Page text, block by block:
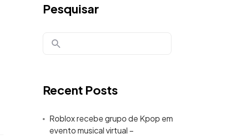
Pesquisar
Recent Posts
Roblox recebe grupo de Kpop em
evento musical virtual –